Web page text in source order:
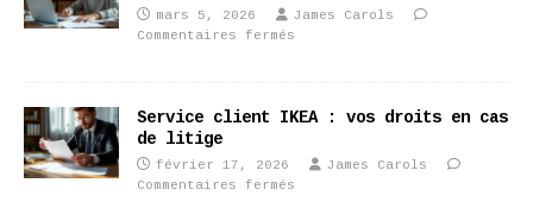
mars 5, 2026
James Carols
Commentaires fermés
Service client IKEA : vos droits en cas
de litige
février 17, 2026
James Carols
Commentaires fermés